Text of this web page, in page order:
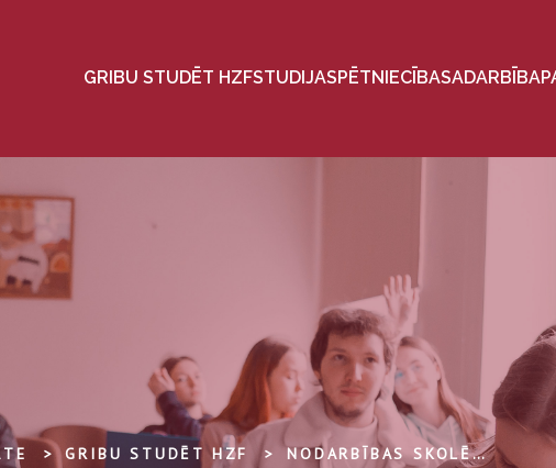
GRIBU STUDĒT HZFSTUDIJASPĒTNIECĪBASADARBĪBA
GRIBU STUDĒT HZF NODARBĪBAS SKOLĒNIEM